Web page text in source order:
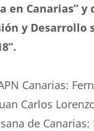
en Canarias” y
y Desarrollo
Canarias:
Carlos
de